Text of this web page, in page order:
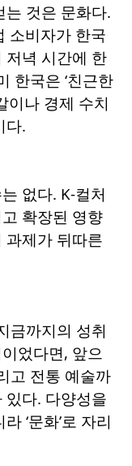
는 것은 문화다.
소비자가 한국
저녁 시간에 한
한국은 ‘친근한
이나 경제 수치
다.
없다. K-컬처
확장된 영향
과제가 뒤따른
금까지의 성취
었다면, 앞으
고 전통 예술까
있다. 다양성을
‘문화’로 자리